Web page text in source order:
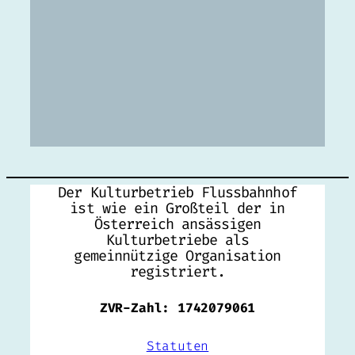
Der Kulturbetrieb Flussbahnhof
ist wie ein Großteil der in
Österreich ansässigen
Kulturbetriebe als
gemeinnützige Organisation
registriert.
ZVR-Zahl: 1742079061
Statuten